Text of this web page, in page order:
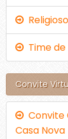
Religioso
Time
Convite
Convite
Casa Nova